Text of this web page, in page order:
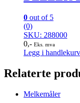
0 out of 5
(0)
SKU: 288000
0,- Eks. mva
Legg i handlekurv
Relaterte
Melkemåler